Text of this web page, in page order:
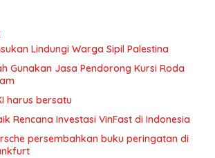
Lindungi Warga Sipil Palestina
Gunakan Jasa Pendorong Kursi Roda
harus bersatu
Rencana Investasi VinFast di Indonesia
persembahkan buku peringatan di